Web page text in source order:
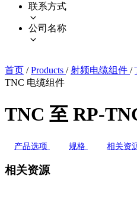
联系方式
公司名称
首页 / Products / 射频电缆组件 /
TNC 电缆组件
TNC 至 RP-
产品选项 规格 相关资
相关资源